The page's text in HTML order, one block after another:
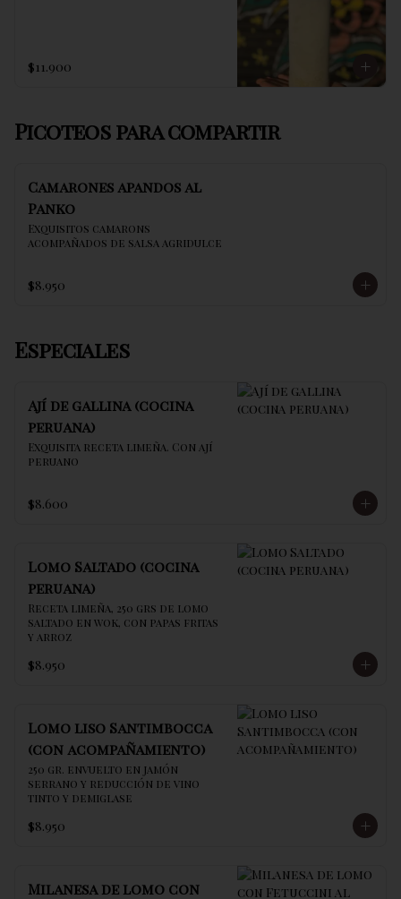
$11.900
Picoteos para compartir
Camarones apandos al
Panko
Exquisitos camarons
acompañados de salsa agridulce
$8.950
Especiales
Ají de gallina (cocina
peruana)
Exquisita receta limeña. Con ají
peruano
$8.600
Lomo Saltado (cocina
peruana)
Receta limeña, 250 grs de lomo
saltado en wok, con papas fritas
y arroz
$8.950
Lomo liso Santimbocca
(con acompañamiento)
250 gr. envuelto en jamón
serrano y reducción de vino
tinto y demiglase
$8.950
Milanesa de lomo con